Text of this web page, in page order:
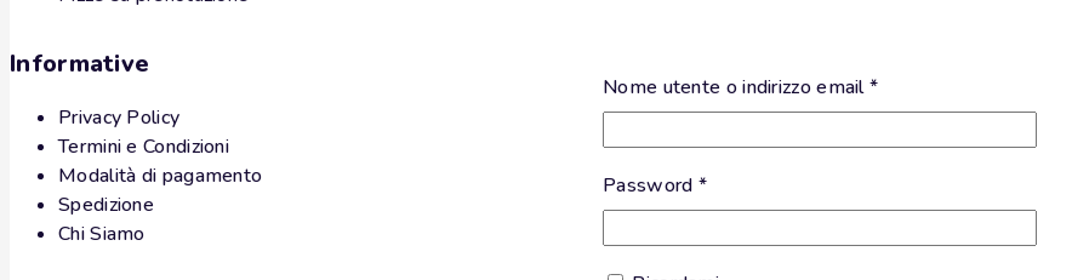
Informative
Privacy Policy
Termini e Condizioni
Modalità di pagamento
Spedizione
Chi Siamo
Nome utente o indirizzo email*
Password *